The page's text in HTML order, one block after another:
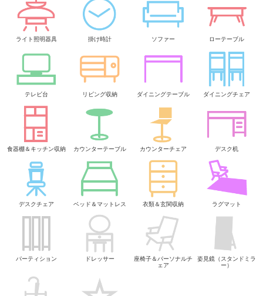
ライト照明器具 掛け時計 ソファー ローテーブル
テレビ台 リビング収納 ダイニングテーブル ダイニングチェア
食器棚＆キッチン収納 カウンターテーブル カウンターチェア デスク机
デスクチェア ベッド＆マットレス 衣類＆玄関収納 ラグマット
パーティション ドレッサー
座椅子＆パーソナルチ
ェア
姿見鏡（スタンドミラ
ー）